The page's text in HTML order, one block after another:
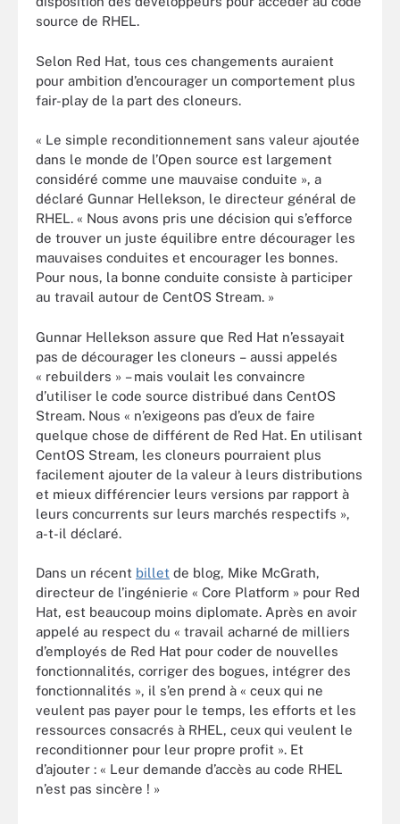
source de RHEL.
Selon Red Hat, tous ces changements auraient
pour ambition d’encourager un comportement plus
fair-play de la part des cloneurs.
« Le simple reconditionnement sans valeur ajoutée
dans le monde de l’Open source est largement
considéré comme une mauvaise conduite », a
déclaré Gunnar Hellekson, le directeur général de
RHEL. « Nous avons pris une décision qui s’efforce
de trouver un juste équilibre entre décourager les
mauvaises conduites et encourager les bonnes.
Pour nous, la bonne conduite consiste à participer
au travail autour de CentOS Stream. »
Gunnar Hellekson assure que Red Hat n’essayait
pas de décourager les cloneurs – aussi appelés
« rebuilders » – mais voulait les convaincre
d’utiliser le code source distribué dans CentOS
Stream. Nous « n’exigeons pas d’eux de faire
quelque chose de différent de Red Hat. En utilisant
CentOS Stream, les cloneurs pourraient plus
facilement ajouter de la valeur à leurs distributions
et mieux différencier leurs versions par rapport à
leurs concurrents sur leurs marchés respectifs »,
a-t-il déclaré.
Dans un récent billet de blog, Mike McGrath,
directeur de l’ingénierie « Core Platform » pour Red
Hat, est beaucoup moins diplomate. Après en avoir
appelé au respect du « travail acharné de milliers
d’employés de Red Hat pour coder de nouvelles
fonctionnalités, corriger des bogues, intégrer des
fonctionnalités », il s’en prend à « ceux qui ne
veulent pas payer pour le temps, les efforts et les
ressources consacrés à RHEL, ceux qui veulent le
reconditionner pour leur propre profit ». Et
d’ajouter : « Leur demande d’accès au code RHEL
n’est pas sincère ! »